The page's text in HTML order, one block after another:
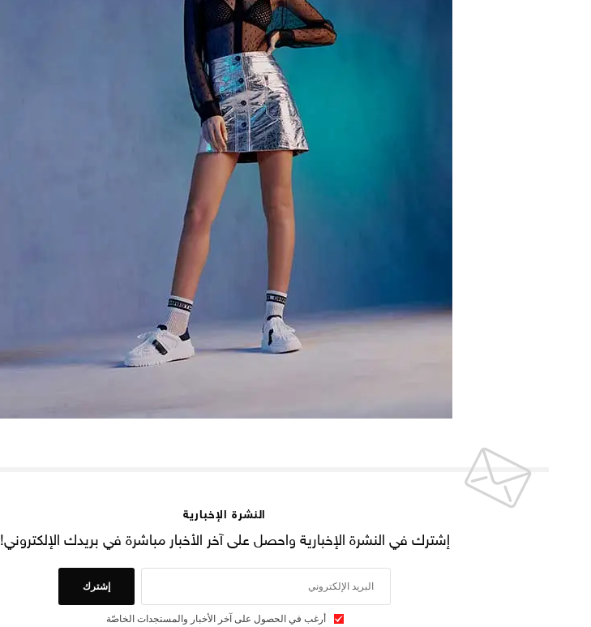
النشرة الإخبارية
إشترك في النشرة الإخبارية واحصل على آخر الأخبار مباشرة في بريدك الإلكتروني!
إشترك
أرغب في الحصول على آخر الأخبار والمستجدات الخاصّة